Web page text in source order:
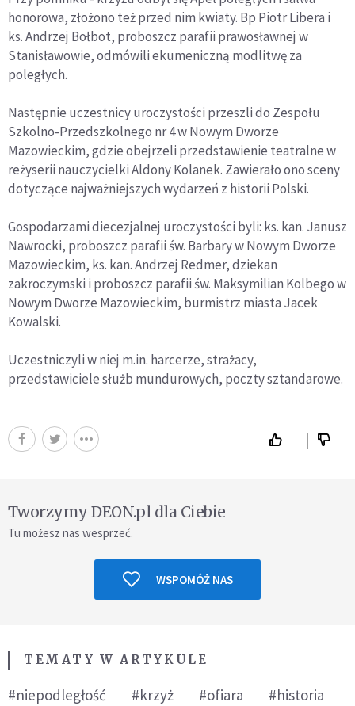
honorowa, złożono też przed nim kwiaty. Bp Piotr Libera i
ks. Andrzej Bołbot, proboszcz parafii prawosławnej w
Stanisławowie, odmówili ekumeniczną modlitwę za
poległych.
Następnie uczestnicy uroczystości przeszli do Zespołu
Szkolno-Przedszkolnego nr 4 w Nowym Dworze
Mazowieckim, gdzie obejrzeli przedstawienie teatralne w
reżyserii nauczycielki Aldony Kolanek. Zawierało ono sceny
dotyczące najważniejszych wydarzeń z historii Polski.
Gospodarzami diecezjalnej uroczystości byli: ks. kan. Janusz
Nawrocki, proboszcz parafii św. Barbary w Nowym Dworze
Mazowieckim, ks. kan. Andrzej Redmer, dziekan
zakroczymski i proboszcz parafii św. Maksymilian Kolbego w
Nowym Dworze Mazowieckim, burmistrz miasta Jacek
Kowalski.
Uczestniczyli w niej m.in. harcerze, strażacy,
przedstawiciele służb mundurowych, poczty sztandarowe.
Tworzymy DEON.pl dla Ciebie
Tu możesz nas wesprzeć.
WSPOMÓŻ NAS
TEMATY W ARTYKULE
#niepodległość #krzyż #ofiara
#historia